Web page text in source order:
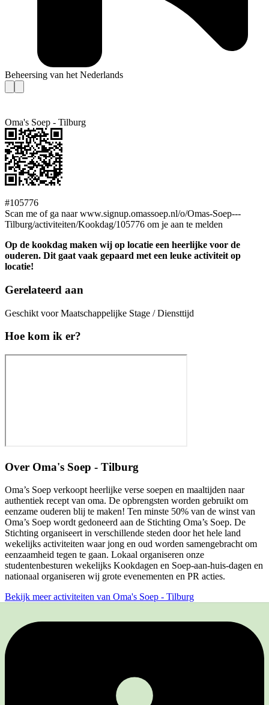
Beheersing van het Nederlands
Oma's Soep - Tilburg
#105776
Scan me of ga naar www.signup.omassoep.nl/o/Omas-Soep---
Tilburg/activiteiten/Kookdag/105776 om je aan te melden
Op de kookdag maken wij op locatie een heerlijke voor de
ouderen. Dit gaat vaak gepaard met een leuke activiteit op
locatie!
Gerelateerd aan
Geschikt voor Maatschappelijke Stage / Diensttijd
Hoe kom ik er?
Over Oma's Soep - Tilburg
Oma’s Soep verkoopt heerlijke verse soepen en maaltijden naar
authentiek recept van oma. De opbrengsten worden gebruikt om
eenzame ouderen blij te maken! Ten minste 50% van de winst van
Oma’s Soep wordt gedoneerd aan de Stichting Oma’s Soep. De
Stichting organiseert in verschillende steden door het hele land
wekelijks activiteiten waar jong en oud worden samengebracht om
eenzaamheid tegen te gaan. Lokaal organiseren onze
studentenbesturen wekelijks Kookdagen en Soep-aan-huis-dagen en
nationaal organiseren wij grote evenementen en PR acties.
Bekijk meer activiteiten van Oma's Soep - Tilburg